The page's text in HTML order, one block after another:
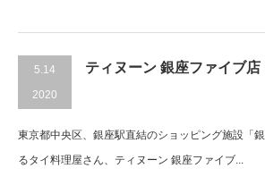
5.14
2020
ティヌーン 銀座ファイブ店
東京都中央区、銀座駅直結のショッピング施設「
るタイ料理屋さん、ティヌーン 銀座ファイブ...